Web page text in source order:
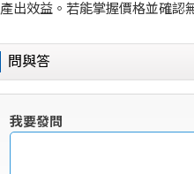
產出效益。若能掌握價格並確認
問與答
我要發問